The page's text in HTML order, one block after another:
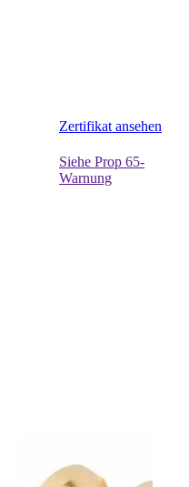
Zertifikat ansehen
Siehe Prop 65-
Warnung